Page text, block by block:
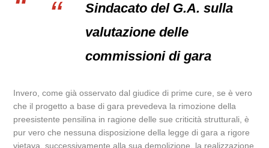
Sindacato del G.A. sulla
valutazione delle
commissioni di gara
Invero, come già osservato dal giudice di prime cure, se è vero
che il progetto a base di gara prevedeva la rimozione della
preesistente pensilina in ragione delle sue criticità strutturali, è
pur vero che nessuna disposizione della legge di gara a rigore
vietava, successivamente alla sua demolizione, la realizzazione